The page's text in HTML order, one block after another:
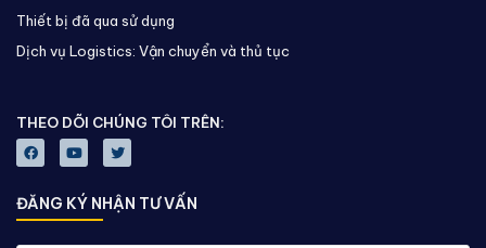
Thiết bị đã qua sử dụng
Dịch vụ Logistics: Vận chuyển và thủ tục
THEO DÕI CHÚNG TÔI TRÊN:
ĐĂNG KÝ NHẬN TƯ VẤN